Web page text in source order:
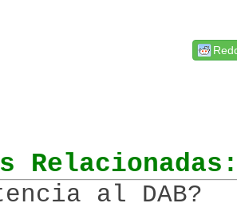
al DAB?